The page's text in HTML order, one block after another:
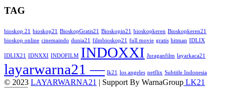
TAG
bioskop 21 bioskop21 BioskopGratis21 Bioskopin21 bioskopkeren Bioskopkeren21
bioskop online cinemaindo dunia21 filmbioskop21 full movie gratis hitman IDLIX
IDLIX21 IDNXXI INDOFILM INDOXXI Juraganfilm layarkaca21
layarwarna21 — lk21 los angeles netflix Subtitle Indonesia
© 2023 LAYARWARNA21 | Support By WarnaGroup LK21